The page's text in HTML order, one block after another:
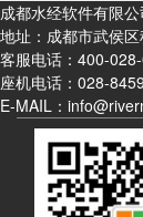
成都水经软件有限公
地址：成都市武侯
客服电话： 400-
座机电话： 028-
E-MAIL：